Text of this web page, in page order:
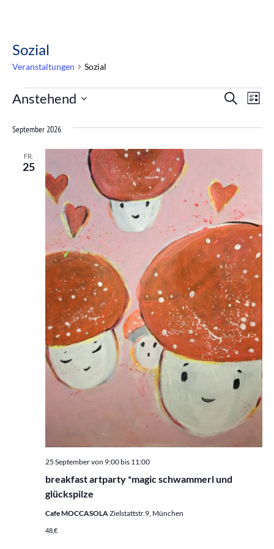
Sozial
Veranstaltungen Sozial
Suche
Liste
Anstehend
September 2026
FR.
25
breakfast artparty *magic schwammerl und
glückspilze
25 September von 9:00bis 11:00
Cafe MOCCASOLA Zielstattstr.9, München
48,€